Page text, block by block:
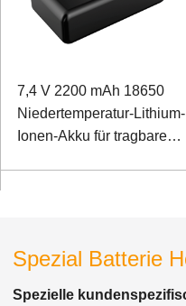
7,4 V 2200 mAh 18650
Niedertemperatur-Lithium-
Ionen-Akku für tragbares
Spezial Batterie
Spezielle